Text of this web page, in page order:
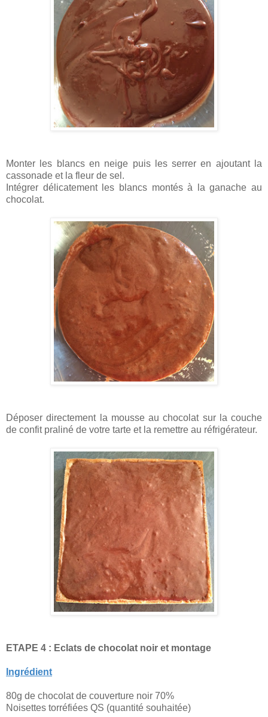
Monter les blancs en neige puis les serrer en ajoutant la
cassonade et la fleur de sel.
Intégrer délicatement les blancs montés à la ganache au
chocolat.
Déposer directement la mousse au chocolat sur la couche
de confit praliné de votre tarte et la remettre au réfrigérateur.
ETAPE 4 : Eclats de chocolat noir et montage
Ingrédient
80g de chocolat de couverture noir 70%
Noisettes torréfiées QS (quantité souhaitée)